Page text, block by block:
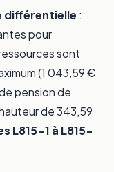
différentielle :
pour
sont
(1 043,59 €
pension de
de 343,59
L815-1 à L815-